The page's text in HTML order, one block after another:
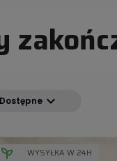
Dostępne expand_more
WYSYŁKA W 24H